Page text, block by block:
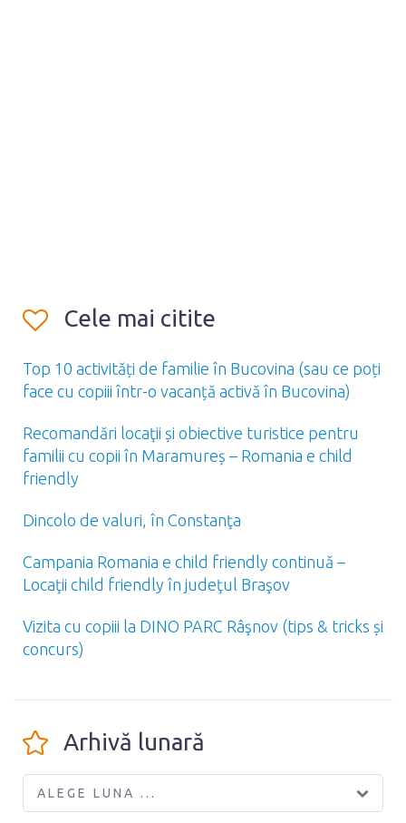
Cele mai citite
Top 10 activități de familie în Bucovina (sau ce poți
face cu copiii într-o vacanță activă în Bucovina)
Recomandări locaţii și obiective turistice pentru
familii cu copii în Maramureș – Romania e child
friendly
Dincolo de valuri, în Constanţa
Campania Romania e child friendly continuă –
Locaţii child friendly în judeţul Braşov
Vizita cu copiii la DINO PARC Râşnov (tips & tricks și
concurs)
Arhivă lunară
ALEGE LUNA ...